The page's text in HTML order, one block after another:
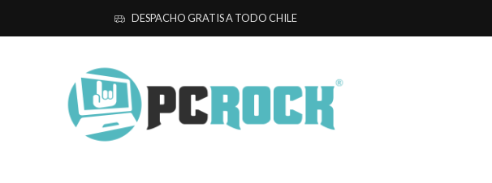
DESPACHO GRATIS A TODO CHILE
Originales Asus Batería Original Notebook Asus ROG Strix G15 G512LV-ES74
Batería Original
Strix G15 G512LV-